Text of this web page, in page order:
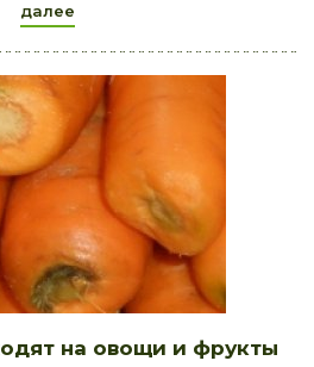
далее
на овощи и фрукты